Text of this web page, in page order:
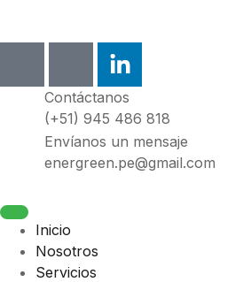
Contáctanos
(+51) 945 486 818
Envíanos un mensaje
energreen.pe@gmail.com
Inicio
Nosotros
Servicios